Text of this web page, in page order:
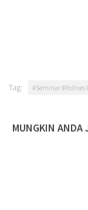
Tag: #Seminar
MUNGKIN ANDA